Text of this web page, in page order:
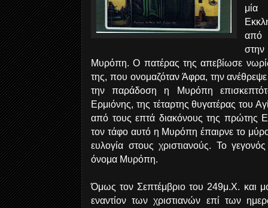
μία
από
Μυρόπη. Ο πατέρας της απεβίωσε
της, που ονομαζόταν Άφρα, την
την παράδοση η Μυρόπη
Ερμιόνης, της τέταρτης θυγατέρας του
από τους επτά διακόνους της πρώτης
τον τάφο αυτό η Μυρόπη έπαιρνε το
ευλογία στους χριστιανούς. Το
όνομα Μυρόπη.
Όμως τον Σεπτέμβριο του 249μ.Χ. και
εναντίον των χριστιανών επί των